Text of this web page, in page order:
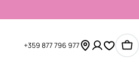
+359 877 796 977